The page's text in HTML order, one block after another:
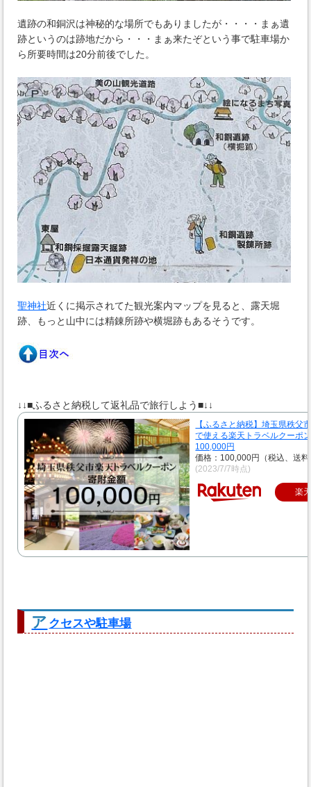
遺跡の和銅沢は神秘的な場所でもありましたが・・・・まぁ遺
跡というのは跡地だから・・・まぁ来たぞという事で駐車場か
ら所要時間は20分前後でした。
聖神社近くに掲示されてた観光案内マップを見ると、露天堀
跡、もっと山中には精錬所跡や横堀跡もあるそうです。
↓↓■ふるさと納税して返礼品で旅行しよう■↓↓
【ふるさと納税】埼玉県秩父
で使える楽天トラベルクーポ
100,000円
価格：100,000円（税込、送
(2023/7/7時点)
楽
ア クセスや駐車場